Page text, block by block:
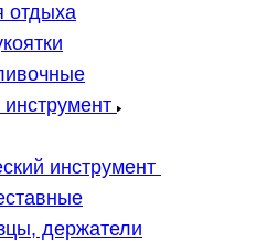
отдыха
инструмент
держатели